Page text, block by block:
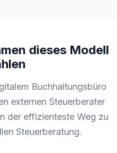
dieses Modell
Buchhaltungsbüro
externen Steuerberater
der effizienteste Weg zu
Steuerberatung.